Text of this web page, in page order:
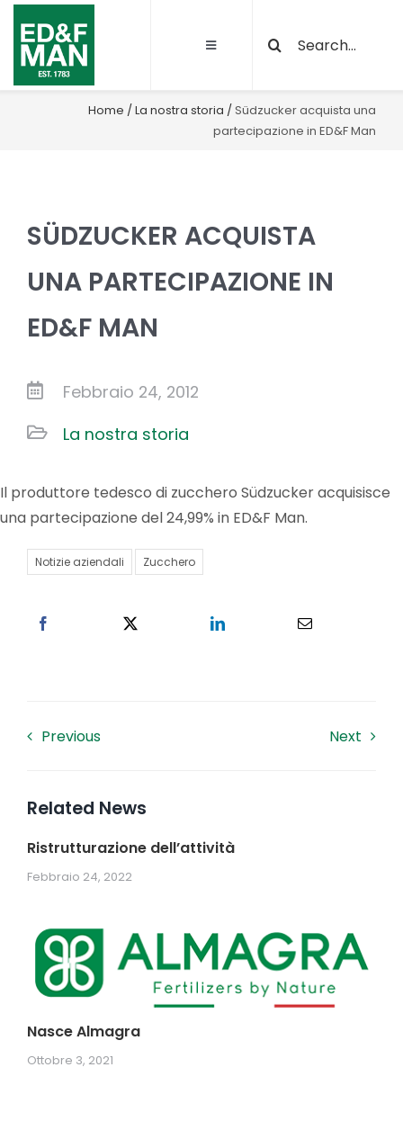
Salta
contenuto
Toggle
Chi siamo
Qualità e certificazioni
Progetti
News
Cerca
per:
Home /La nostra storia /Südzucker acquista una
partecipazione in ED&F Man
SÜDZUCKER ACQUISTA
UNA PARTECIPAZIONE IN
ED&F MAN
Febbraio 24, 2012
La nostra storia
Il produttore tedesco di zucchero Südzucker acquisisce
una partecipazione del 24,99% in ED&F Man.
Notizie aziendali Zucchero
Previous Next
Related News
Ristrutturazione dell’attività
Febbraio 24, 2022
Nasce Almagra
Ottobre 3, 2021